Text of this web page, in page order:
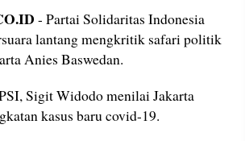
- Partai Solidaritas Indonesia
lantang mengkritik safari politik
Anies Baswedan.
Sigit Widodo menilai Jakarta
kasus baru covid-19.